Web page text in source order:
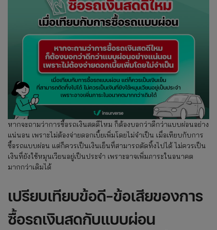
หากจะถามว่าการซื้อรถเงินสดดีไหม ก็ต้องบอกว่าดีกว่าแบบผ่อนอย่าง
แน่นอน เพราะไม่ต้องจ่ายดอกเบี้ยเพิ่มโดยไม่จำเป็น เมื่อเทียบกับการ
ซื้อรถแบบผ่อน แต่ก็ควรเป็นเงินเย็นที่สามารถตัดทิ้งไปได้ ไม่ควรเป็น
เงินที่ยังใช้หมุนเวียนอยู่เป็นประจำ เพราะอาจเพิ่มภาระในอนาคต
มากกว่าเดิมได้
เปรียบเทียบข้อดี-ข้อเสียของการ
ซื้อรถเงินสดกับแบบผ่อน